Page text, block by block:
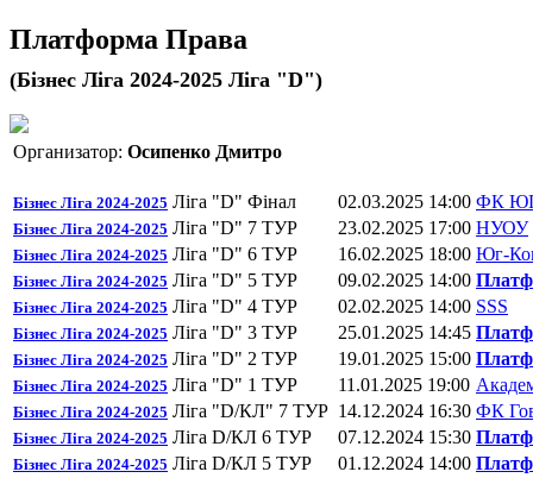
Платформа Права
(Бізнес Ліга 2024-2025 Ліга "D")
Организатор: Осипенко Дмитро
Бізнес Ліга 2024-2025 Ліга "D" Фінал 02.03.2025 14:00 ФК
Бізнес Ліга 2024-2025 Ліга "D" 7 ТУР 23.02.2025 17:00 НУОУ
Бізнес Ліга 2024-2025 Ліга "D" 6 ТУР 16.02.2025 18:00 Юг-
Бізнес Ліга 2024-2025 Ліга "D" 5 ТУР 09.02.2025 14:00
Бізнес Ліга 2024-2025 Ліга "D" 4 ТУР 02.02.2025 14:00 SSS
Бізнес Ліга 2024-2025 Ліга "D" 3 ТУР 25.01.2025 14:45
Бізнес Ліга 2024-2025 Ліга "D" 2 ТУР 19.01.2025 15:00
Бізнес Ліга 2024-2025 Ліга "D" 1 ТУР 11.01.2025 19:00
Бізнес Ліга 2024-2025 Ліга "D/КЛ" 7 ТУР 14.12.2024 16:30 ФК
Бізнес Ліга 2024-2025 Ліга D/КЛ 6 ТУР 07.12.2024 15:30
Бізнес Ліга 2024-2025 Ліга D/КЛ 5 ТУР 01.12.2024 14:00